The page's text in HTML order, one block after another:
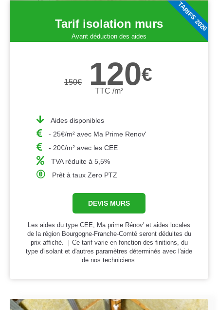
Tarif isolation murs
Avant déduction des aides
150€ 120€
TTC /m²
Aides disponibles
- 25€/m² avec Ma Prime Renov'
- 20€/m² avec les CEE
TVA réduite à 5,5%
Prêt à taux Zero PTZ
DEVIS MURS
Les aides du type CEE, Ma prime Rénov' et aides locales
de la région Bourgogne-Franche-Comté seront déduites du
prix affiché. ｜Ce tarif varie en fonction des finitions, du
type d'isolant et d'autres paramètres déterminés avec l'aide
de nos techniciens.
TARIFS 2026